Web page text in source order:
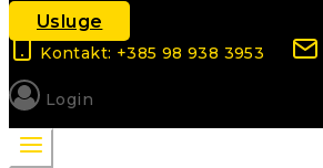
Usluge
Kontakt: +385 98 938 3953
Login